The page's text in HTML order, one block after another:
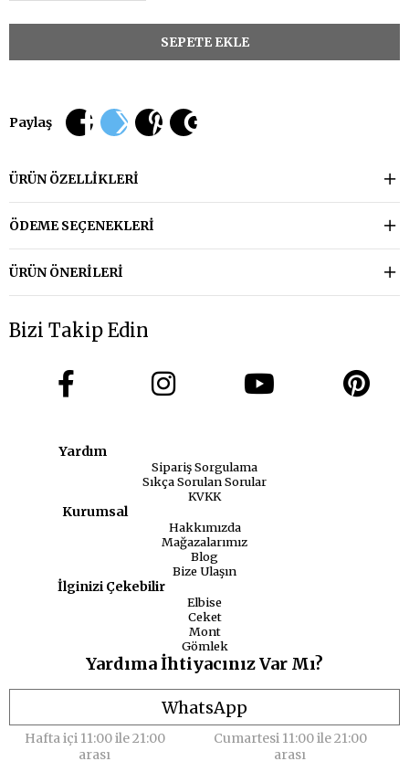
Paylaş
ÜRÜN ÖZELLIKLERI
ÖDEME SEÇENEKLERI
ÜRÜN ÖNERILERI
Bizi Takip Edin
Yardım
Sipariş Sorgulama
Sıkça Sorulan Sorular
KVKK
Kurumsal
Hakkımızda
Mağazalarımız
Blog
Bize Ulaşın
İlginizi Çekebilir
Elbise
Ceket
Mont
Gömlek
Yardıma İhtiyacınız Var Mı?
WhatsApp
Hafta içi 11:00 ile 21:00
arası
Cumartesi 11:00 ile 21:00
arası